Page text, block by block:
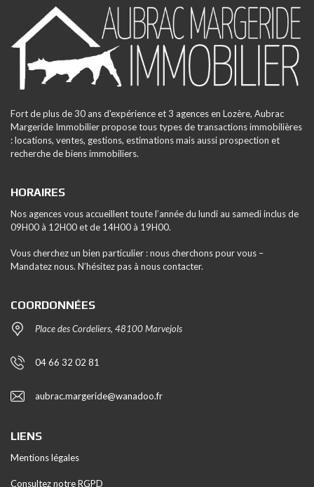
Fort de plus de 30 ans d'expérience et 3 agences en Lozère, Aubrac
Margeride Immobilier propose tous types de transactions immobilières
: locations, ventes, gestions, estimations mais aussi prospection et
recherche de biens immobiliers.
HORAIRES
Nos agences vous accueillent toute l’année du lundi au samedi inclus de
09H00 à 12H00 et de 14H00 à 19H00.
Vous cherchez un bien particulier : nous cherchons pour vous –
Mandatez nous. N’hésitez pas à nous contacter.
COORDONNÉES
Place des Cordeliers, 48100 Marvejols
04 66 32 02 81
aubrac.margeride@wanadoo.fr
LIENS
Mentions légales
Consultez notre RGPD